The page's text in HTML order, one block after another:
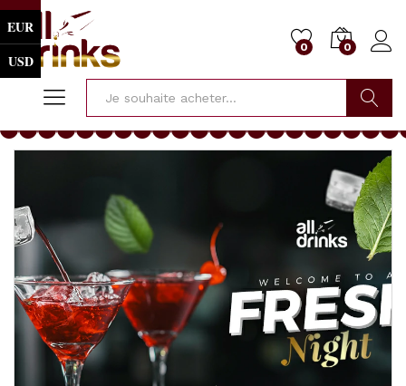
0 0
Chercher
EUR
USD